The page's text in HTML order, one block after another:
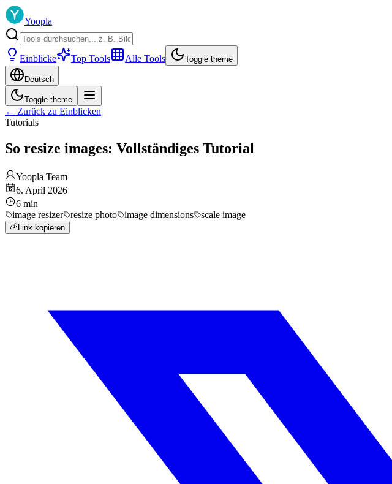
Yoopla
Einblicke Top Tools Alle Tools Toggle theme
Deutsch
Toggle theme
← Zurück zu Einblicken
Tutorials
So resize images: Vollständiges Tutorial
Yoopla Team
6. April 2026
6 min
image resizer
resize photo image dimensions scale image
Link kopieren